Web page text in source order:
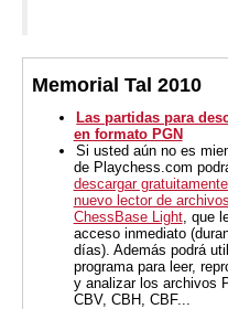
Memorial Tal 2010
Las partidas para
en formato PGN
Si usted aún no es
de Playchess.com
descargar gratuitamente
nuevo lector de archivos
ChessBase Light, que
acceso inmediato
días). Además podrá
programa para leer,
y analizar los archivos
CBV, CBH, CBF...